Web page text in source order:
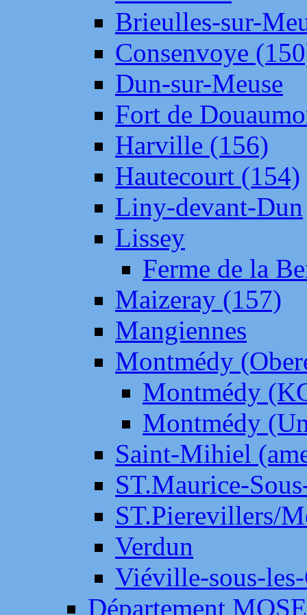
Brieulles-sur-
Consenvoye
Dun-sur-Meuse
Fort de
Harville (156)
Hautecourt (154)
Liny-devant-Dun
Lissey
Ferme de la
Maizeray (157)
Mangiennes
Montmédy
Montmédy
Montmédy
Saint-Mihiel
ST.Maurice-
ST.Pierevillers/
Verdun
Viéville-sous-
Département